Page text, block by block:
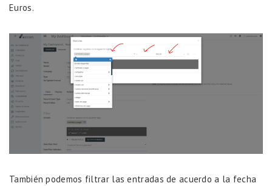
Euros.
También podemos filtrar las entradas de acuerdo a la fecha